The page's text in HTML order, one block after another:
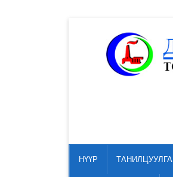
НҮҮР ТАНИЛЦУУЛГА